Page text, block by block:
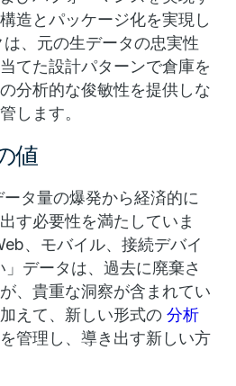
造とパッケージ化を実現し
、元の生データの忠実性
てた設計パターンで倉庫を
分析的な俊敏性を提供しな
します。
値
タ量の爆発から経済的に
す必要性を満たしていま
、モバイル、接続デバイ
データは、過去に廃棄さ
、貴重な洞察が含まれてい
えて、新しい形式の 分析
管理し、導き出す新しい方